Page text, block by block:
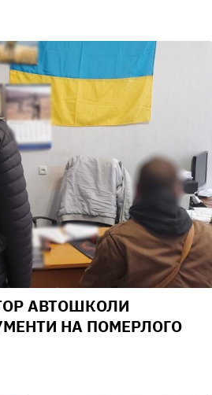
АВТОШКОЛИ
НА ПОМЕРЛОГО